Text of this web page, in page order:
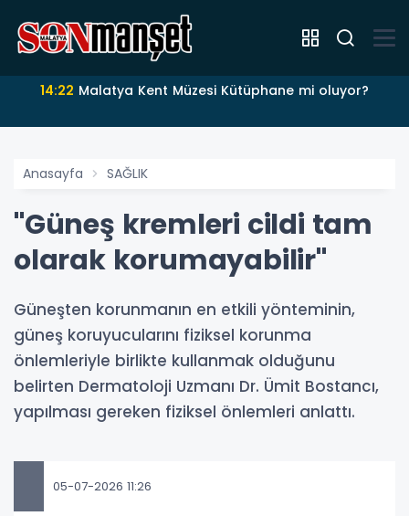
14:22 Malatya Kent Müzesi Kütüphane mi oluyor?
Anasayfa SAĞLIK
"Güneş kremleri cildi tam
olarak korumayabilir"
Güneşten korunmanın en etkili yönteminin,
güneş koruyucularını fiziksel korunma
önlemleriyle birlikte kullanmak olduğunu
belirten Dermatoloji Uzmanı Dr. Ümit Bostancı,
yapılması gereken fiziksel önlemleri anlattı.
05-07-2026 11:26